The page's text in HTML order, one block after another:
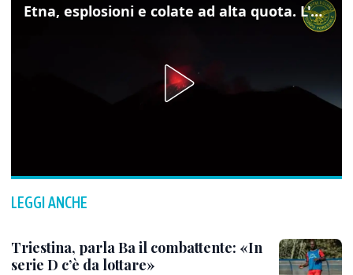
Etna, esplosioni e colate ad alta quota. L'aeroporto di Catania verso la normalità
LEGGI ANCHE
Triestina, parla Ba il combattente: «In
serie D c’è da lottare»